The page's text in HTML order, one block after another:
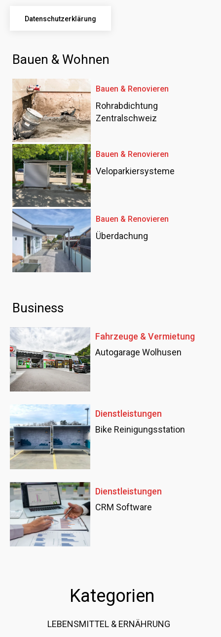
Datenschutzerklärung
Bauen & Wohnen
Bauen & Renovieren
Rohrabdichtung
Zentralschweiz
Bauen & Renovieren
Veloparkiersysteme
Bauen & Renovieren
Überdachung
Business
Fahrzeuge & Vermietung
Autogarage Wolhusen
Dienstleistungen
Bike Reinigungsstation
Dienstleistungen
CRM Software
Kategorien
LEBENSMITTEL & ERNÄHRUNG